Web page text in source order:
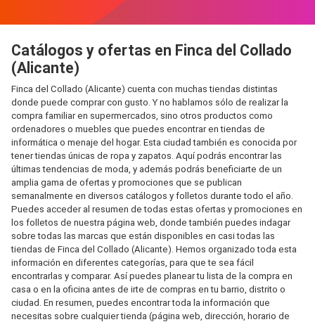
Catálogos y ofertas en Finca del Collado
(Alicante)
Finca del Collado (Alicante) cuenta con muchas tiendas distintas
donde puede comprar con gusto. Y no hablamos sólo de realizar la
compra familiar en supermercados, sino otros productos como
ordenadores o muebles que puedes encontrar en tiendas de
informática o menaje del hogar. Esta ciudad también es conocida por
tener tiendas únicas de ropa y zapatos. Aquí podrás encontrar las
últimas tendencias de moda, y además podrás beneficiarte de un
amplia gama de ofertas y promociones que se publican
semanalmente en diversos catálogos y folletos durante todo el año.
Puedes acceder al resumen de todas estas ofertas y promociones en
los folletos de nuestra página web, donde también puedes indagar
sobre todas las marcas que están disponibles en casi todas las
tiendas de Finca del Collado (Alicante). Hemos organizado toda esta
información en diferentes categorías, para que te sea fácil
encontrarlas y comparar. Así puedes planear tu lista de la compra en
casa o en la oficina antes de irte de compras en tu barrio, distrito o
ciudad. En resumen, puedes encontrar toda la información que
necesitas sobre cualquier tienda (página web, dirección, horario de